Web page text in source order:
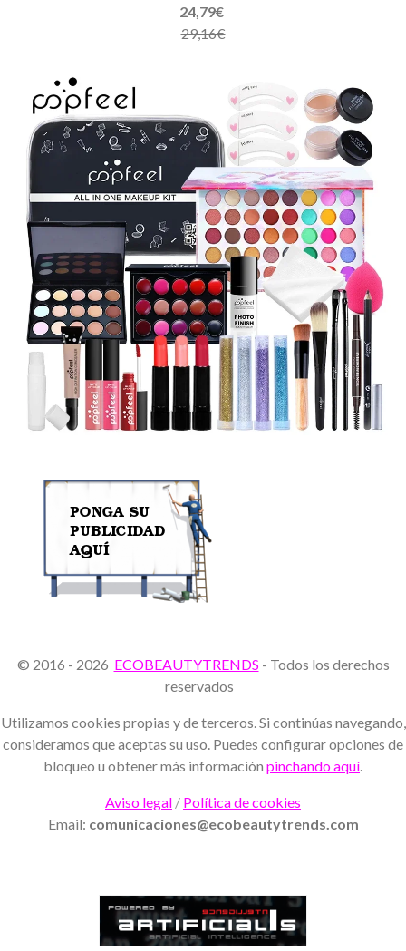
24,79€
29,16€
© 2016 - 2026 ECOBEAUTYTRENDS - Todos los derechos
reservados
Utilizamos cookies propias y de terceros. Si continúas navegando,
consideramos que aceptas su uso. Puedes configurar opciones de
bloqueo u obtener más información pinchando aquí.
Aviso legal / Política de cookies
Email: comunicaciones@ecobeautytrends.com